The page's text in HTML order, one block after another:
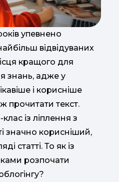
упевнено
відвідуваних
кращого для
знань, адже у
і корисніше
прочитати текст.
із ліплення з
значно корисніший,
статті. То як із
розпочати